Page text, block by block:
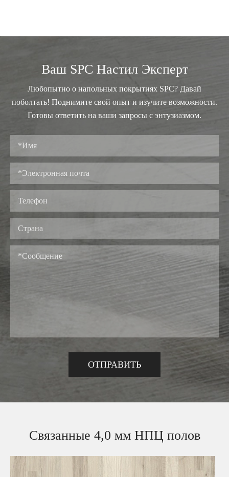
Ваш SPC Настил Эксперт
Любопытно о напольных покрытиях SPC? Давай
поболтать! Поднимите свой опыт и изучите возможности.
Готовы ответить на ваши запросы с энтузиазмом.
Связанные 4,0 мм НПЦ полов